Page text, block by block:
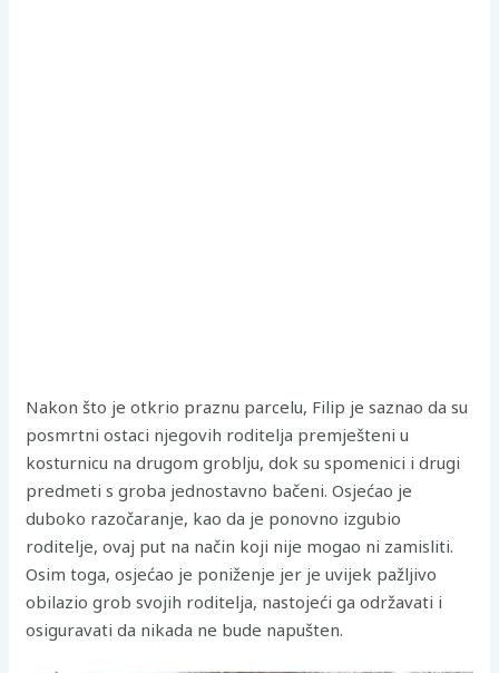
Nakon što je otkrio praznu parcelu, Filip je saznao da su
posmrtni ostaci njegovih roditelja premješteni u
kosturnicu na drugom groblju, dok su spomenici i drugi
predmeti s groba jednostavno bačeni. Osjećao je
duboko razočaranje, kao da je ponovno izgubio
roditelje, ovaj put na način koji nije mogao ni zamisliti.
Osim toga, osjećao je poniženje jer je uvijek pažljivo
obilazio grob svojih roditelja, nastojeći ga održavati i
osiguravati da nikada ne bude napušten.